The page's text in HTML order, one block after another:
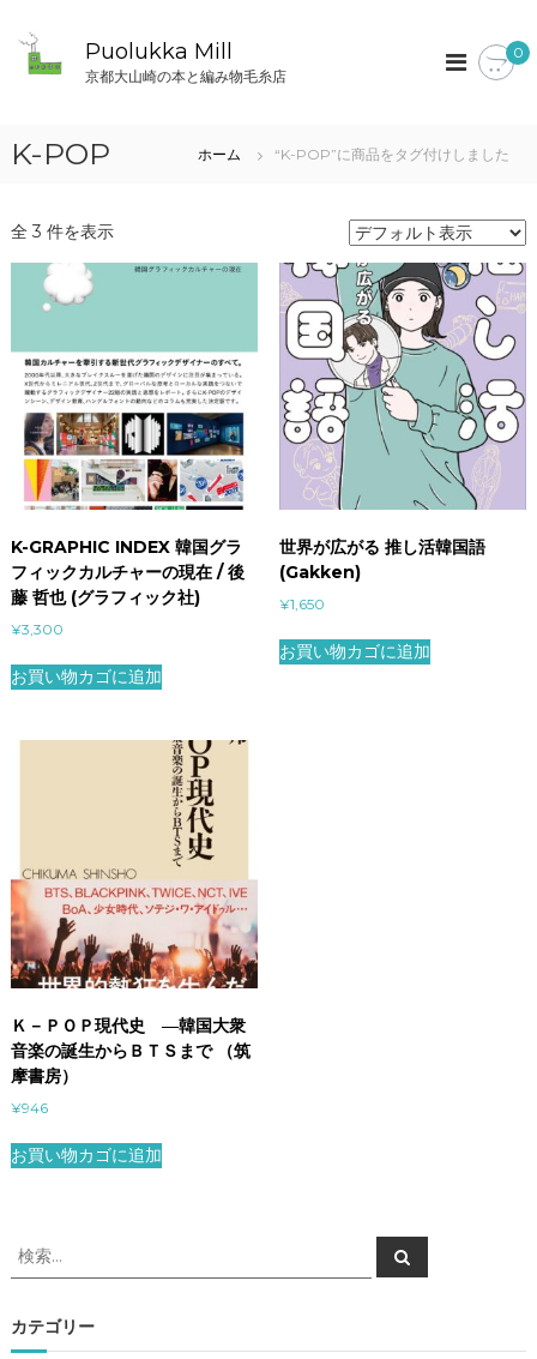
ス
プ
Puolukka Mill
京都大山崎の本と編み物毛糸店
0
K-POP ホーム “K-POP”に商品をタグ付けしました
全 3 件を表示
K-GRAPHIC INDEX 韓国グラ
フィックカルチャーの現在 / 後
藤 哲也 (グラフィック社)
¥3,300
お買い物カゴに追加
世界が広がる 推し活韓国語
(Gakken)
¥1,650
お買い物カゴに追加
Ｋ－ＰＯＰ現代史 ―韓国大衆
音楽の誕生からＢＴＳまで （筑
摩書房）
¥946
お買い物カゴに追加
検
索
象
:
検
索
カテゴリー